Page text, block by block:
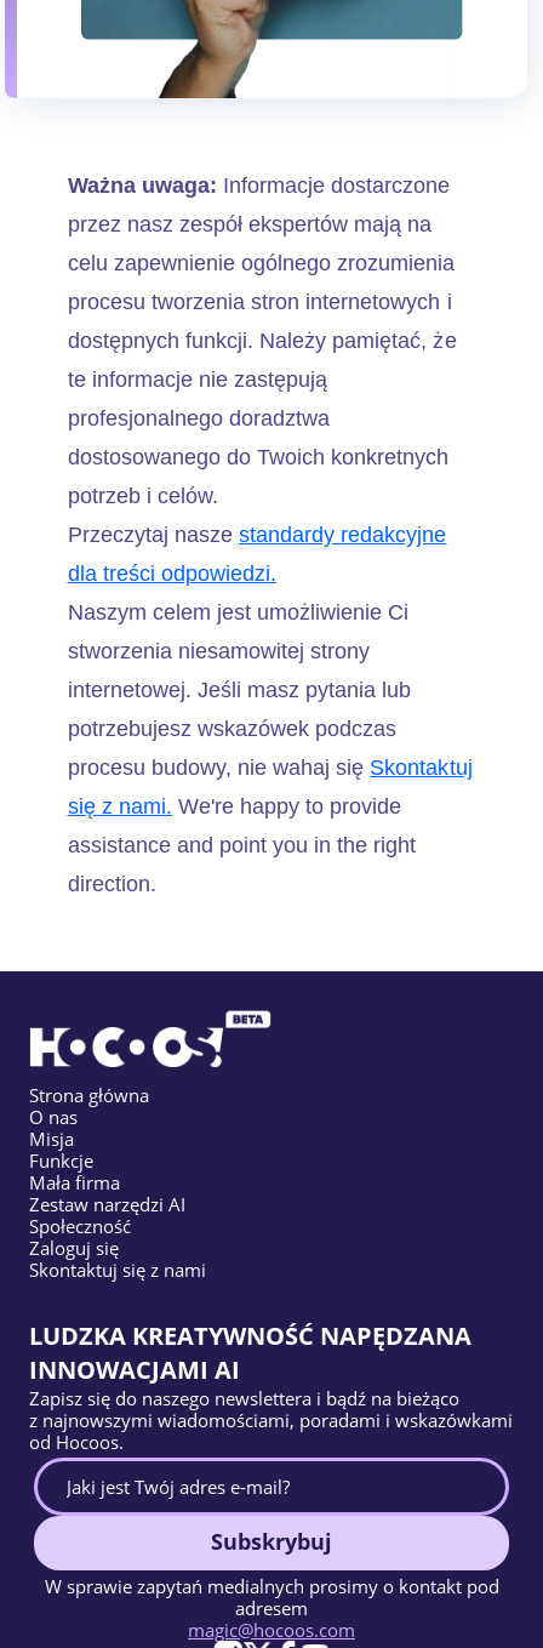
Ważna uwaga: Informacje dostarczone
przez nasz zespół ekspertów mają na
celu zapewnienie ogólnego zrozumienia
procesu tworzenia stron internetowych i
dostępnych funkcji. Należy pamiętać, że
te informacje nie zastępują
profesjonalnego doradztwa
dostosowanego do Twoich konkretnych
potrzeb i celów.
Przeczytaj nasze standardy redakcyjne
dla treści odpowiedzi.
Naszym celem jest umożliwienie Ci
stworzenia niesamowitej strony
internetowej. Jeśli masz pytania lub
potrzebujesz wskazówek podczas
procesu budowy, nie wahaj się Skontaktuj
się z nami. We're happy to provide
assistance and point you in the right
direction.
Strona główna
O nas
Misja
Funkcje
Mała firma
Zestaw narzędzi AI
Społeczność
Zaloguj się
Skontaktuj się z nami
LUDZKA KREATYWNOŚĆ NAPĘDZANA
INNOWACJAMI AI
Zapisz się do naszego newslettera i bądź na bieżąco
z najnowszymi wiadomościami, poradami i wskazówkami
od Hocoos.
Subskrybuj
W sprawie zapytań medialnych prosimy o kontakt pod
adresem
magic@hocoos.com